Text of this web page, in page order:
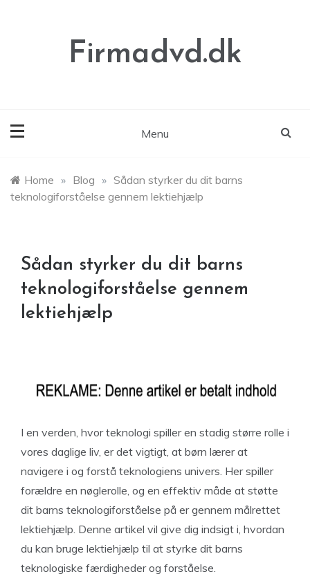
Firmadvd.dk
Menu
Home » Blog » Sådan styrker du dit barns
teknologiforståelse gennem lektiehjælp
Sådan styrker du dit barns
teknologiforståelse gennem
lektiehjælp
I en verden, hvor teknologi spiller en stadig større rolle i
vores daglige liv, er det vigtigt, at børn lærer at
navigere i og forstå teknologiens univers. Her spiller
forældre en nøglerolle, og en effektiv måde at støtte
dit barns teknologiforståelse på er gennem målrettet
lektiehjælp. Denne artikel vil give dig indsigt i, hvordan
du kan bruge lektiehjælp til at styrke dit barns
teknologiske færdigheder og forståelse.